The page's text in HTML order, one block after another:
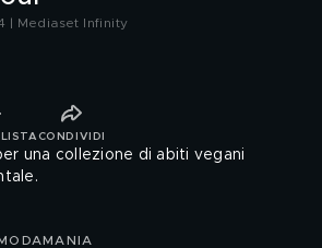
| Mediaset Infinity
CONDIVIDI
una collezione di abiti vegani